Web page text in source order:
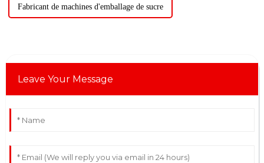
Fabricant de machines d'emballage de sucre
Leave Your Message